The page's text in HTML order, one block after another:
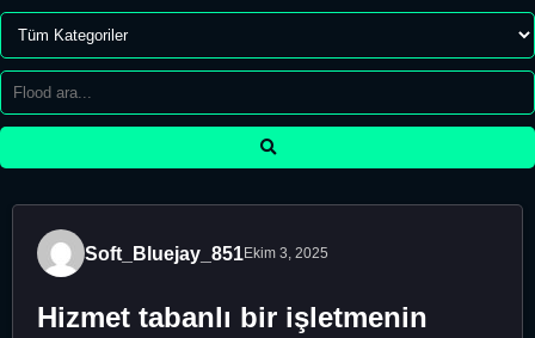
Soft_Bluejay_851Ekim 3, 2025
Hizmet tabanlı bir işletmenin